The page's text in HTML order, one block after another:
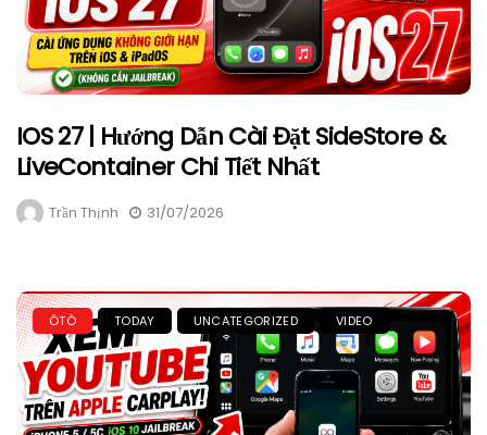
IOS 27 | Hướng Dẫn Cài Đặt SideStore &
LiveContainer Chi Tiết Nhất
Trần Thịnh 31/07/2026
ÔTÔ TODAY UNCATEGORIZED VIDEO